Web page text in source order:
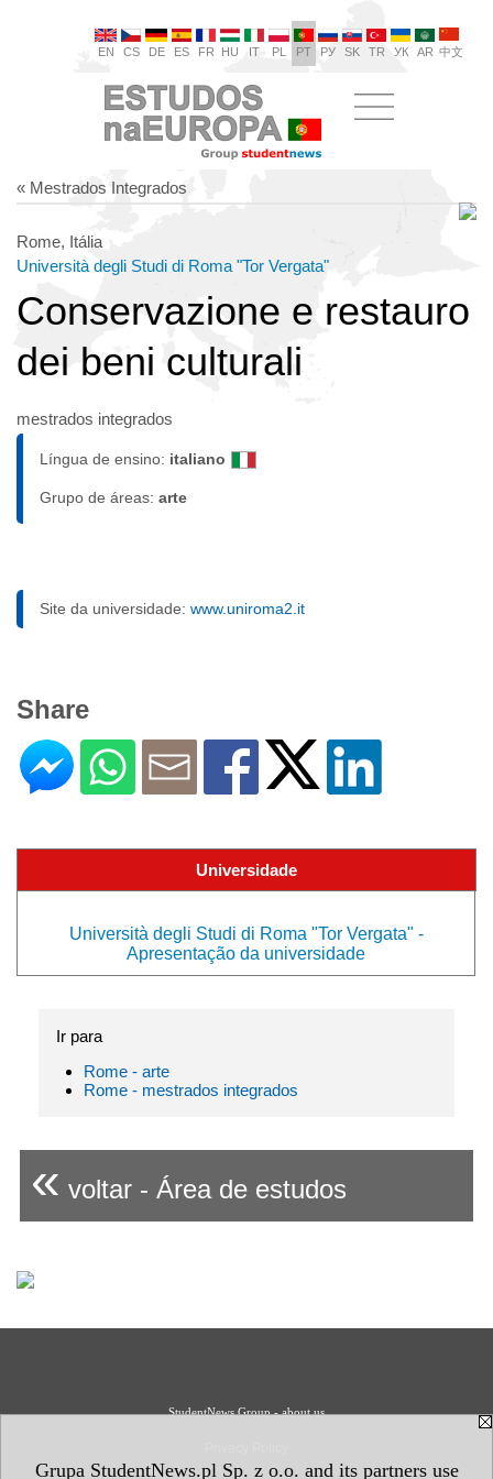
Grupa StudentNews.pl Sp. z o.o. and its partners use
EN CS DE ES FR HU IT PL PT РУ SK TR УК AR 中文
« Mestrados Integrados
Rome, Itália
Università degli Studi di Roma "Tor Vergata"
Conservazione e restauro
dei beni culturali
mestrados integrados
Língua de ensino: italiano
Grupo de áreas: arte
Site da universidade: www.uniroma2.it
Share
Universidade
Università degli Studi di Roma "Tor Vergata" -
Apresentação da universidade
Ir para
Rome - arte
Rome - mestrados integrados
« voltar - Área de estudos
StudentNews Group - about us